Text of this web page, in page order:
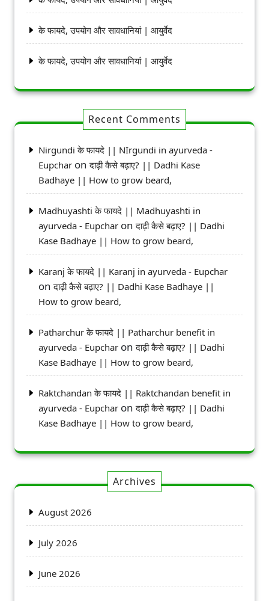
के फायदे, उपयोग और सावधानियां | आयुर्वेद
के फायदे, उपयोग और सावधानियां | आयुर्वेद
Recent Comments
Nirgundi के फायदे || NIrgundi in ayurveda -
Eupchar onदाढ़ी कैसे बढ़ाए? || Dadhi Kase
Badhaye || How to grow beard,
Madhuyashti के फायदे || Madhuyashti in
ayurveda - Eupchar onदाढ़ी कैसे बढ़ाए? || Dadhi
Kase Badhaye || How to grow beard,
Karanj के फायदे || Karanj in ayurveda - Eupchar
onदाढ़ी कैसे बढ़ाए? || Dadhi Kase Badhaye ||
How to grow beard,
Patharchur के फायदे || Patharchur benefit in
ayurveda - Eupchar onदाढ़ी कैसे बढ़ाए? || Dadhi
Kase Badhaye || How to grow beard,
Raktchandan के फायदे || Raktchandan benefit in
ayurveda - Eupchar onदाढ़ी कैसे बढ़ाए? || Dadhi
Kase Badhaye || How to grow beard,
Archives
August 2026
July 2026
June 2026